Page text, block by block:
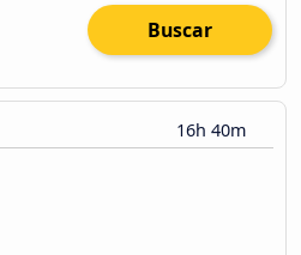
Buscar
16h 40m